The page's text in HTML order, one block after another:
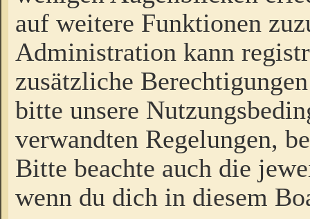
auf weitere Funktionen
Administration kann
zusätzliche
bitte unsere
verwandten Regelungen,
Bitte beachte auch die
wenn du dich in diesem